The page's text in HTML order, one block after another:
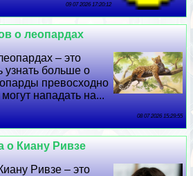
09 07 2026 17:20:12
о леопардах
– это
узнать больше о
превосходно
нападать на...
08 07 2026 15:29:55
о Киану Ривзе
Ривзе – это